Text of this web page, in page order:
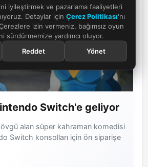
iyileştirmek ve pazarlama faaliyetleri
Detaylar için Çerez Politikası'nı
izin vermeniz, bağımsız oyun
sürdürmemize yardımcı oluyor.
Reddet Yönet
Switch'e geliyor
alan süper kahraman komedisi
Switch konsolları için ön siparişe